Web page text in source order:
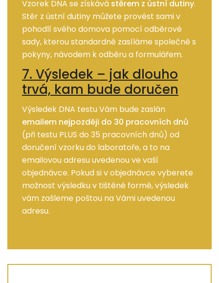
Vzorek DNA se získává stěrem z ústní dutiny.
Stěr z ústní dutiny můžete provést sami v
pohodlí svého domova pomocí odběrové
sady, kterou standardně zasíláme společně s
pokyny, návodem k odběru a formulářem.
7. Výsledek – jak dlouho
trvá, kam bude doručen
Výsledek DNA testu Vám bude zaslán
emailem nejpozději do 30 pracovních dnů
(při testu PLUS do 35 pracovních dnů) od
doručení vzorku do laboratoře, a to na
emailovou adresu uvedenou ve vaší
objednávce. Pokud si v objednávce vyberete
možnost výsledku v tištěné formě, výsledek
vám zašleme poštou na Vámi uvedenou
adresu.